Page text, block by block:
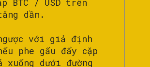
dần.
với giả định
phe gấu đẩy cặp
dưới đường